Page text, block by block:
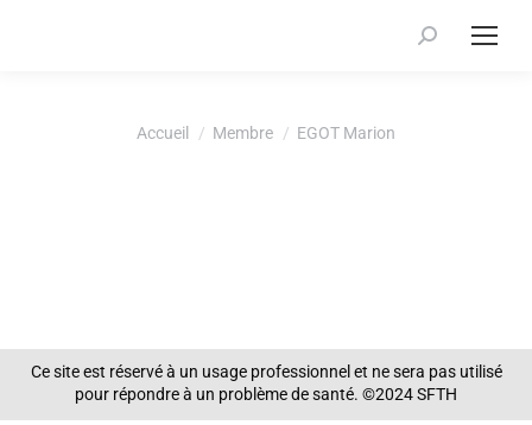
Recherche
Accueil Membre EGOT Marion
Ce site est réservé à un usage professionnel et ne sera pas utilisé
pour répondre à un problème de santé. ©2024 SFTH